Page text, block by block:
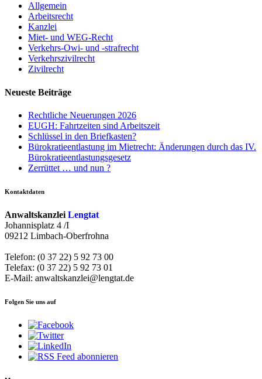
Allgemein
Arbeitsrecht
Kanzlei
Miet- und WEG-Recht
Verkehrs-Owi- und -strafrecht
Verkehrszivilrecht
Zivilrecht
Neueste Beiträge
Rechtliche Neuerungen 2026
EUGH: Fahrtzeiten sind Arbeitszeit
Schlüssel in den Briefkasten?
Bürokratieentlastung im Mietrecht: Änderungen durch das IV.
Bürokratieentlastungsgesetz
Zerrüttet … und nun ?
Kontaktdaten
Anwaltskanzlei Lengtat
Johannisplatz 4 /I
09212 Limbach-Oberfrohna
Telefon: (0 37 22) 5 92 73 00
Telefax: (0 37 22) 5 92 73 01
E-Mail: anwaltskanzlei@lengtat.de
Folgen Sie uns auf